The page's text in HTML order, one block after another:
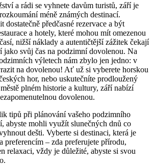
a rádi se⁢ vyhnete davům turistů, září je
méně známých destinací.
dostatečně předčasné⁤ rezervace‍ a být
a hotely, ⁣které mohou mít omezenou
nižší ⁢náklady ​a autentičtější zážitek čekají‍
‍jako svůj čas⁣ na podzimní‍ dovolenou. Na
výletech nám zbylo jen jedno: v⁤
na dovolenou!‌ Ať už si vyberete horskou
hor, nebo uskutečníte prodloužený
plném historie a kultury,⁣ září‍ nabízí
dovolenou.
tipů⁣ při⁤ plánování vašeho podzimního
abyste mohli ‍využít slunečných dnů co
dešti. Vyberte si destinaci, která⁣ je
preferencím – zda preferujete​ přírodu,
relaxaci, vždy je‌ důležité, abyste si svou